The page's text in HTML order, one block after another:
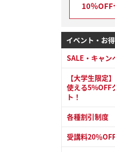
10％OFF
イベント・お
SALE・キャン
【大学生限定
使える5%OFF
ト！
各種割引制度
受講料20％